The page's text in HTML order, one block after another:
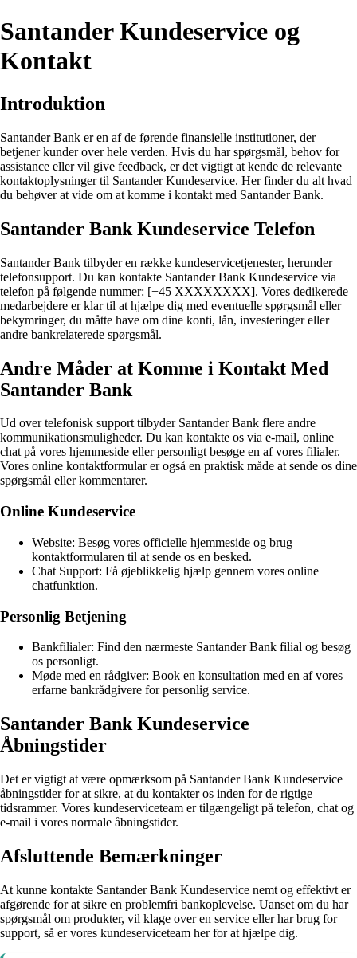
Santander Kundeservice og
Kontakt
Introduktion
Santander Bank er en af de førende finansielle institutioner, der
betjener kunder over hele verden. Hvis du har spørgsmål, behov for
assistance eller vil give feedback, er det vigtigt at kende de relevante
kontaktoplysninger til Santander Kundeservice. Her finder du alt hvad
du behøver at vide om at komme i kontakt med Santander Bank.
Santander Bank Kundeservice Telefon
Santander Bank tilbyder en række kundeservicetjenester, herunder
telefonsupport. Du kan kontakte Santander Bank Kundeservice via
telefon på følgende nummer: [+45 XXXXXXXX]. Vores dedikerede
medarbejdere er klar til at hjælpe dig med eventuelle spørgsmål eller
bekymringer, du måtte have om dine konti, lån, investeringer eller
andre bankrelaterede spørgsmål.
Andre Måder at Komme i Kontakt Med
Santander Bank
Ud over telefonisk support tilbyder Santander Bank flere andre
kommunikationsmuligheder. Du kan kontakte os via e-mail, online
chat på vores hjemmeside eller personligt besøge en af vores filialer.
Vores online kontaktformular er også en praktisk måde at sende os dine
spørgsmål eller kommentarer.
Online Kundeservice
Website: Besøg vores officielle hjemmeside og brug
kontaktformularen til at sende os en besked.
Chat Support: Få øjeblikkelig hjælp gennem vores online
chatfunktion.
Personlig Betjening
Bankfilialer: Find den nærmeste Santander Bank filial og besøg
os personligt.
Møde med en rådgiver: Book en konsultation med en af vores
erfarne bankrådgivere for personlig service.
Santander Bank Kundeservice
Åbningstider
Det er vigtigt at være opmærksom på Santander Bank Kundeservice
åbningstider for at sikre, at du kontakter os inden for de rigtige
tidsrammer. Vores kundeserviceteam er tilgængeligt på telefon, chat og
e-mail i vores normale åbningstider.
Afsluttende Bemærkninger
At kunne kontakte Santander Bank Kundeservice nemt og effektivt er
afgørende for at sikre en problemfri bankoplevelse. Uanset om du har
spørgsmål om produkter, vil klage over en service eller har brug for
support, så er vores kundeserviceteam her for at hjælpe dig.